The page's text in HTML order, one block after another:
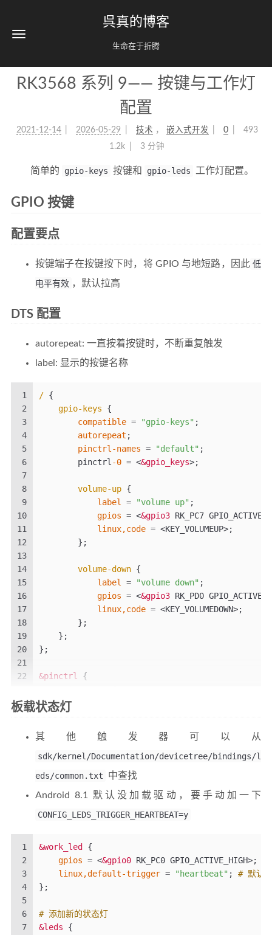
呉真的博客
生命在于折腾
RK3568 系列 9—— 按键与工作灯
配置
2021-12-14 2026-05-29 技术 ， 嵌入式开发 0
493
1.2k
3 分钟
简单的 gpio-keys 按键和 gpio-leds 工作灯配置。
GPIO 按键
配置要点
按键端子在按键按下时，将 GPIO 与地短路，因此 低
电平有效 ，默认拉高
DTS 配置
autorepeat: 一直按着按键时，不断重复触发
label: 显示的按键名称
1
2
3
4
5
6
7
8
9
10
11
12
13
14
15
16
17
18
19
20
21
22
24
/ {
gpio-keys
{
compatible = "gpio-keys" ;
autorepeat ;
pinctrl-names = "default" ;
        pinctrl
-0 = <&gpio_keys>;
volume-up {
label
= "volume up" ;
gpios = <&gpio3 RK_PC7
linux,code = <KEY_VOLUMEUP>;
};
volume-down {
label
= "volume down" ;
gpios = <&gpio3 RK_PD0
linux,code = <KEY_VOLUMEDOWN>;
};
};
};
&pinctrl
{
        gpio_keys:
};
板载状态灯
其他触发器可以从
sdk/kernel/Documentation/devicetree/bindings/l
eds/common.txt
中查找
Android 8.1 默认没加载驱动，要手动加一下
CONFIG_LEDS_TRIGGER_HEARTBEAT=y
1
2
3
4
5
6
7
&work_led
{
gpios = <&gpio0 RK_PC0 GPIO_ACTIVE_HIGH>;
linux,default-trigger = "heartbeat" ;
# 默认
};
# 添加新的状态灯
&leds
{